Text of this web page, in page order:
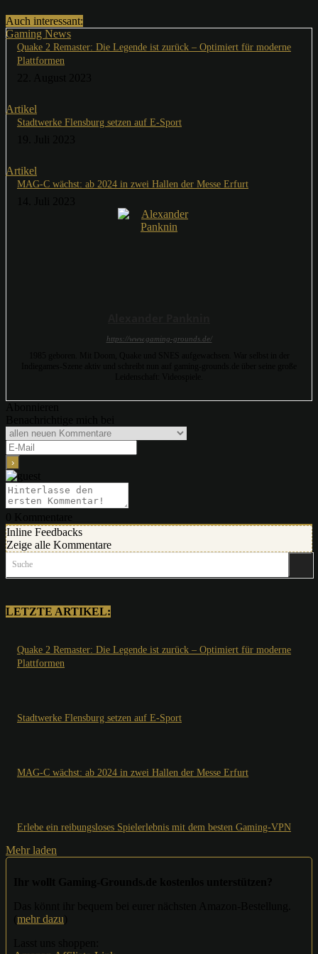
Auch interessant:
Gaming News
Quake 2 Remaster: Die Legende ist zurück – Optimiert für moderne
Plattformen
Artikel
Stadtwerke Flensburg setzen auf E-Sport
Artikel
MAG-C wächst: ab 2024 in zwei Hallen der Messe Erfurt
https://www.gaming-grounds.de/
Inline Feedbacks
Zeige alle Kommentare
Suche
LETZTE ARTIKEL:
Quake 2 Remaster: Die Legende ist zurück – Optimiert für moderne
Plattformen
Stadtwerke Flensburg setzen auf E-Sport
MAG-C wächst: ab 2024 in zwei Hallen der Messe Erfurt
Erlebe ein reibungsloses Spielerlebnis mit dem besten Gaming-VPN
Mehr laden
mehr dazu